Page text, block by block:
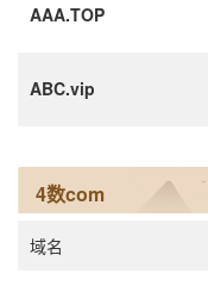
AAA.TOP
ABC.vip
4数com
域名